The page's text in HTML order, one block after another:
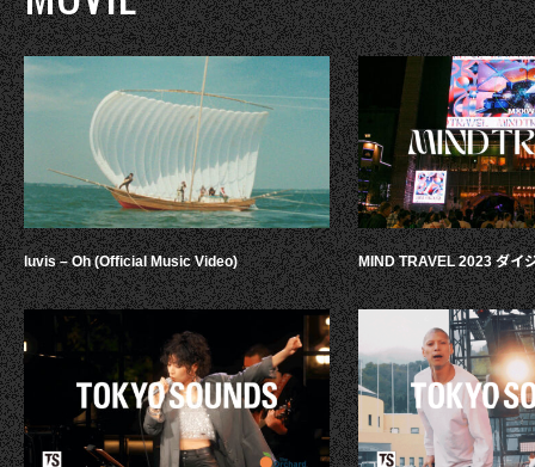
luvis – Oh (Official Music Video) MIND TRAVEL 2023 ダイ